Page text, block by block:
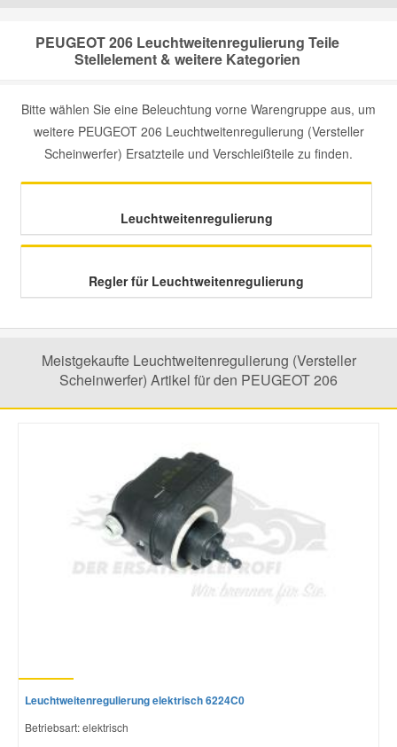
PEUGEOT 206 Leuchtweitenregulierung Teile
Stellelement & weitere Kategorien
Bitte wählen Sie eine Beleuchtung vorne Warengruppe aus, um
weitere PEUGEOT 206 Leuchtweitenregulierung (Versteller
Scheinwerfer) Ersatzteile und Verschleißteile zu finden.
Leuchtweitenregulierung
Regler für Leuchtweitenregulierung
Meistgekaufte Leuchtweitenregulierung (Versteller
Scheinwerfer) Artikel für den PEUGEOT 206
Leuchtweitenregulierung elektrisch 6224C0
Betriebsart: elektrisch
Mazda Ersatzteile
Mercedes Ersatzteile
Mini Ersatzteile
Mitsubishi Ersatzteile
Seat Ersatzteile
Smart Ersatzteile
Suzuki Ersatzteile
Toyota Ersatzteile